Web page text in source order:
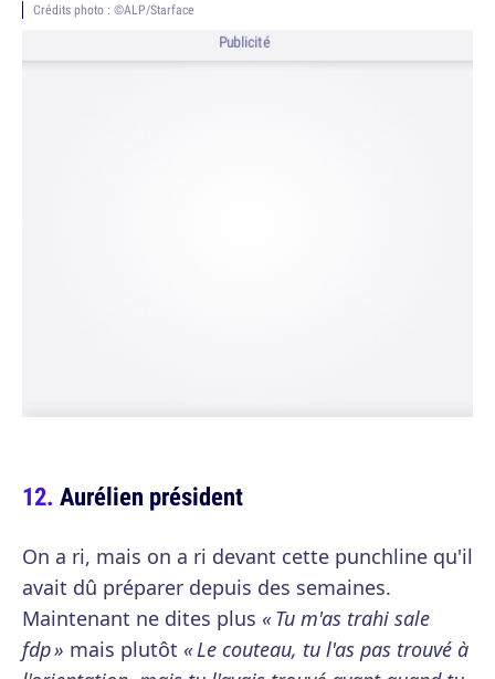
Crédits photo : ©ALP/Starface
Publicité
Aurélien président
On a ri, mais on a ri devant cette punchline qu'il
avait dû préparer depuis des semaines.
Maintenant ne dites plus « Tu m'as trahi sale
fdp » mais plutôt « Le couteau, tu l'as pas trouvé à